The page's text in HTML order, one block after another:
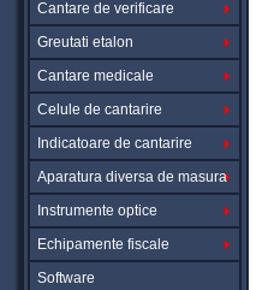
Cantare de verificare
Greutati etalon
Cantare medicale
Celule de cantarire
Indicatoare de cantarire
Aparatura diversa de masura
Instrumente optice
Echipamente fiscale
Software